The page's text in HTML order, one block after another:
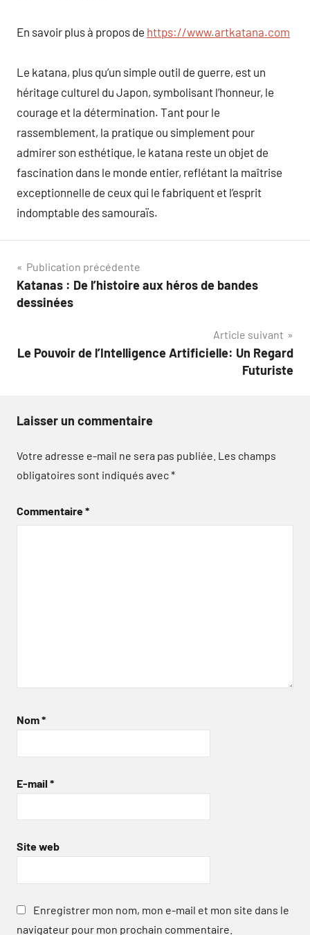
En savoir plus à propos de https://www.artkatana.com
Le katana, plus qu’un simple outil de guerre, est un
héritage culturel du Japon, symbolisant l’honneur, le
courage et la détermination. Tant pour le
rassemblement, la pratique ou simplement pour
admirer son esthétique, le katana reste un objet de
fascination dans le monde entier, reflétant la maîtrise
exceptionnelle de ceux qui le fabriquent et l’esprit
indomptable des samouraïs.
Navigation
de
Publication précédente
Katanas : De l’histoire aux héros de bandes
dessinées
Article suivant
Le Pouvoir de l’Intelligence Artificielle: Un Regard
Futuriste
Laisser un commentaire
Votre adresse e-mail ne sera pas publiée. Les champs
obligatoires sont indiqués avec*
Commentaire*
Nom*
E-mail *
Site web
Enregistrer mon nom, mon e-mail et mon site dans le
navigateur pour mon prochain commentaire.